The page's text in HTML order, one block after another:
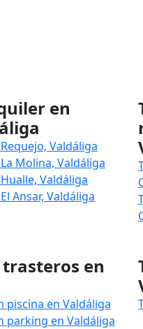
en
Valdáliga
Molina, Valdáliga
Valdáliga
Ansar, Valdáliga
en
piscina en Valdáliga
parking en Valdáliga